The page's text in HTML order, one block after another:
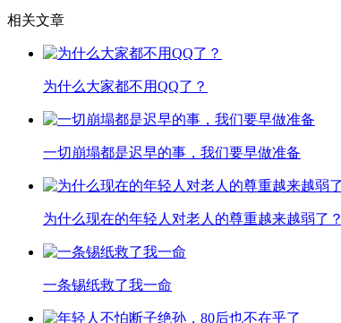
相关文章
为什么大家都不用QQ了？
一切崩塌都是迟早的事，我们要早做准备
为什么现在的年轻人对老人的尊重越来越弱了？
一条锡纸救了我一命